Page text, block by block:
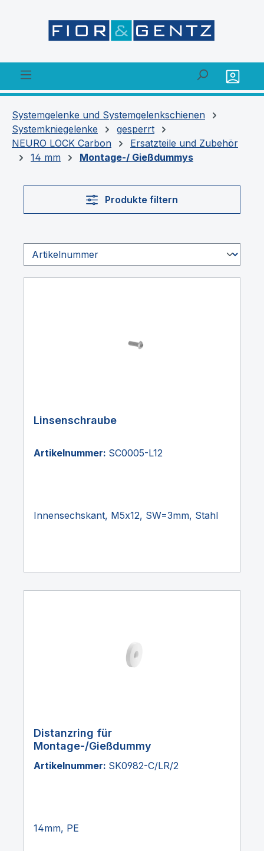
Systemgelenke und Systemgelenkschienen
Systemkniegelenke
gesperrt
NEURO LOCK Carbon
Ersatzteile und Zubehör
14 mm
Montage-/ Gießdummys
Produkte filtern
Linsenschraube
Artikelnummer: SC0005-L12
Innensechskant, M5x12, SW=3mm, Stahl
Distanzring für
Montage-/Gießdummy
Artikelnummer: SK0982-C/LR/2
14mm, PE